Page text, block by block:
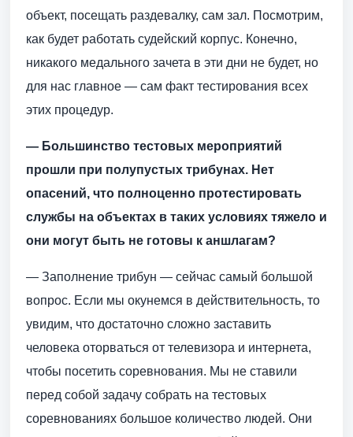
объект, посещать раздевалку, сам зал. Посмотрим,
как будет работать судейский корпус. Конечно,
никакого медального зачета в эти дни не будет, но
для нас главное — сам факт тестирования всех
этих процедур.
— Большинство тестовых мероприятий
прошли при полупустых трибунах. Нет
опасений, что полноценно протестировать
службы на объектах в таких условиях тяжело и
они могут быть не готовы к аншлагам?
— Заполнение трибун — сейчас самый большой
вопрос. Если мы окунемся в действительность, то
увидим, что достаточно сложно заставить
человека оторваться от телевизора и интернета,
чтобы посетить соревнования. Мы не ставили
перед собой задачу собрать на тестовых
соревнованиях большое количество людей. Они